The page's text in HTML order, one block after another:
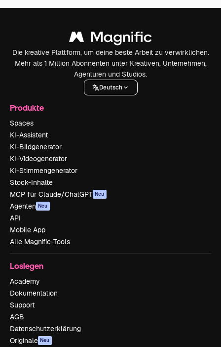
Die kreative Plattform, um deine beste Arbeit zu verwirklichen.
Mehr als 1 Million Abonnenten unter Kreativen, Unternehmen,
Agenturen und Studios.
Deutsch
Produkte
Spaces
KI-Assistent
KI-Bildgenerator
KI-Videogenerator
KI-Stimmengenerator
Stock-Inhalte
MCP für Claude/ChatGPT Neu
Agenten Neu
API
Mobile App
Alle Magnific-Tools
Loslegen
Academy
Dokumentation
Support
AGB
Datenschutzerklärung
Originale Neu